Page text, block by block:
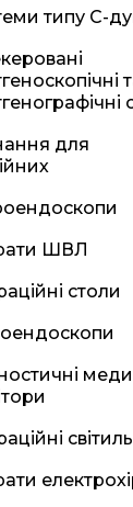
типу С-
для
ШВЛ
столи